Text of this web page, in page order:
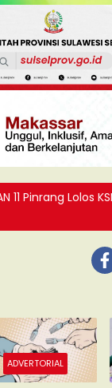
11 Pinrang Lolos
ADVERTORIAL